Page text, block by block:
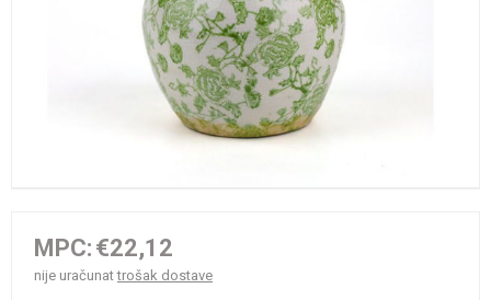
MPC: €22,12
nije uračunattrošak dostave